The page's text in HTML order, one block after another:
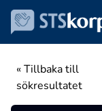
« Tillbaka till
sökresultatet